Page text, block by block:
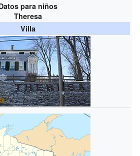
para niños
Theresa
Villa